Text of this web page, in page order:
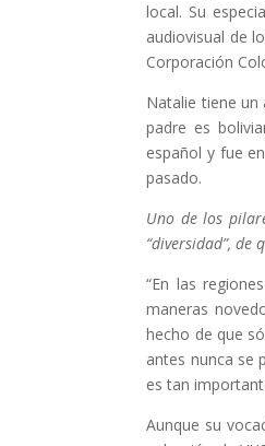
local. Su
audiovisual de
Corporación
Natalie tiene un
padre es
español y fue
pasado.
Uno de los
“diversidad”, de
“En las
maneras
hecho de que
antes nunca se
es tan
Aunque su